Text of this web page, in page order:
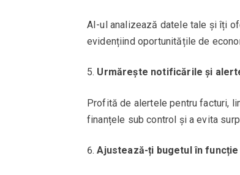
AI-ul analizează datele tale și îți
evidențiind oportunitățile de
Urmărește notificările și
Profită de alertele pentru facturi,
finanțele sub control și a evita
Ajustează-ți bugetul în